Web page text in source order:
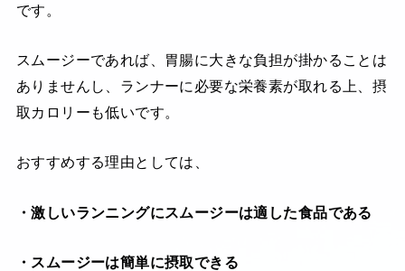
です。
スムージーであれば、胃腸に大きな負担が掛かることは
ありませんし、ランナーに必要な栄養素が取れる上、摂
取カロリーも低いです。
おすすめする理由としては、
・激しいランニングにスムージーは適した食品である
・スムージーは簡単に摂取できる